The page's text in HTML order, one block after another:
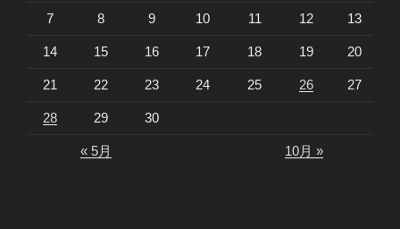
7 8 9 10 11 12 13
14 15 16 17 18 19 20
21 22 23 24 25 26 27
28 29 30
« 5月 10月 »